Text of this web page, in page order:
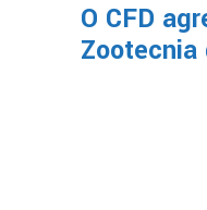
O CFD
Zootecnia